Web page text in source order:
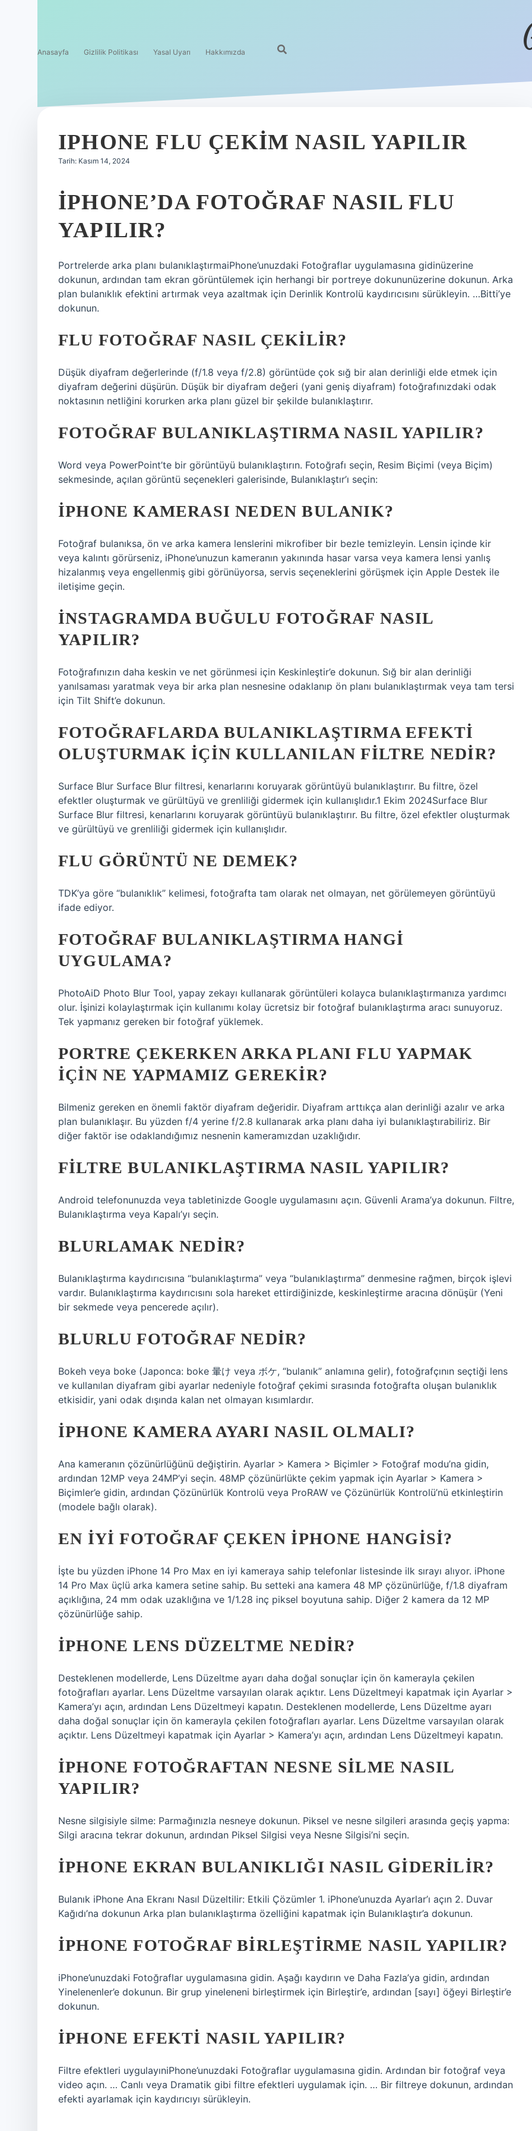
Anasayfa Gizlilik Politikası Yasal Uyarı Hakkımızda
IPHONE FLU ÇEKIM NASIL YAPILIR
Tarih: Kasım 14, 2024
IPHONE’DA FOTOĞRAF NASIL FLU
YAPILIR?
Portrelerde arka planı bulanıklaştırmaiPhone’unuzdaki Fotoğraflar uygulamasına gidinüzerine
dokunun, ardından tam ekran görüntülemek için herhangi bir portreye dokununüzerine dokunun. Arka
plan bulanıklık efektini artırmak veya azaltmak için Derinlik Kontrolü kaydırıcısını sürükleyin. …Bitti’ye
dokunun.
FLU FOTOĞRAF NASIL ÇEKILIR?
Düşük diyafram değerlerinde (f/1.8 veya f/2.8) görüntüde çok sığ bir alan derinliği elde etmek için
diyafram değerini düşürün. Düşük bir diyafram değeri (yani geniş diyafram) fotoğrafınızdaki odak
noktasının netliğini korurken arka planı güzel bir şekilde bulanıklaştırır.
FOTOĞRAF BULANIKLAŞTIRMA NASIL YAPILIR?
Word veya PowerPoint’te bir görüntüyü bulanıklaştırın. Fotoğrafı seçin, Resim Biçimi (veya Biçim)
sekmesinde, açılan görüntü seçenekleri galerisinde, Bulanıklaştır’ı seçin:
IPHONE KAMERASI NEDEN BULANIK?
Fotoğraf bulanıksa, ön ve arka kamera lenslerini mikrofiber bir bezle temizleyin. Lensin içinde kir
veya kalıntı görürseniz, iPhone’unuzun kameranın yakınında hasar varsa veya kamera lensi yanlış
hizalanmış veya engellenmiş gibi görünüyorsa, servis seçeneklerini görüşmek için Apple Destek ile
iletişime geçin.
İNSTAGRAMDA BUĞULU FOTOĞRAF NASIL
YAPILIR?
Fotoğrafınızın daha keskin ve net görünmesi için Keskinleştir’e dokunun. Sığ bir alan derinliği
yanılsaması yaratmak veya bir arka plan nesnesine odaklanıp ön planı bulanıklaştırmak veya tam tersi
için Tilt Shift’e dokunun.
FOTOĞRAFLARDA BULANIKLAŞTIRMA EFEKTI
OLUŞTURMAK IÇIN KULLANILAN FILTRE NEDIR?
Surface Blur Surface Blur filtresi, kenarlarını koruyarak görüntüyü bulanıklaştırır. Bu filtre, özel
efektler oluşturmak ve gürültüyü ve grenliliği gidermek için kullanışlıdır.1 Ekim 2024Surface Blur
Surface Blur filtresi, kenarlarını koruyarak görüntüyü bulanıklaştırır. Bu filtre, özel efektler oluşturmak
ve gürültüyü ve grenliliği gidermek için kullanışlıdır.
FLU GÖRÜNTÜ NE DEMEK?
TDK’ya göre “bulanıklık” kelimesi, fotoğrafta tam olarak net olmayan, net görülemeyen görüntüyü
ifade ediyor.
FOTOĞRAF BULANIKLAŞTIRMA HANGI
UYGULAMA?
PhotoAiD Photo Blur Tool, yapay zekayı kullanarak görüntüleri kolayca bulanıklaştırmanıza yardımcı
olur. İşinizi kolaylaştırmak için kullanımı kolay ücretsiz bir fotoğraf bulanıklaştırma aracı sunuyoruz.
Tek yapmanız gereken bir fotoğraf yüklemek.
PORTRE ÇEKERKEN ARKA PLANI FLU YAPMAK
IÇIN NE YAPMAMIZ GEREKIR?
Bilmeniz gereken en önemli faktör diyafram değeridir. Diyafram arttıkça alan derinliği azalır ve arka
plan bulanıklaşır. Bu yüzden f/4 yerine f/2.8 kullanarak arka planı daha iyi bulanıklaştırabiliriz. Bir
diğer faktör ise odaklandığımız nesnenin kameramızdan uzaklığıdır.
FILTRE BULANIKLAŞTIRMA NASIL YAPILIR?
Android telefonunuzda veya tabletinizde Google uygulamasını açın. Güvenli Arama’ya dokunun. Filtre,
Bulanıklaştırma veya Kapalı’yı seçin.
BLURLAMAK NEDIR?
Bulanıklaştırma kaydırıcısına “bulanıklaştırma” veya “bulanıklaştırma” denmesine rağmen, birçok işlevi
vardır. Bulanıklaştırma kaydırıcısını sola hareket ettirdiğinizde, keskinleştirme aracına dönüşür (Yeni
bir sekmede veya pencerede açılır).
BLURLU FOTOĞRAF NEDIR?
Bokeh veya boke (Japonca: boke 暈け veya ボケ, “bulanık” anlamına gelir), fotoğrafçının seçtiği lens
ve kullanılan diyafram gibi ayarlar nedeniyle fotoğraf çekimi sırasında fotoğrafta oluşan bulanıklık
etkisidir, yani odak dışında kalan net olmayan kısımlardır.
IPHONE KAMERA AYARI NASIL OLMALI?
Ana kameranın çözünürlüğünü değiştirin. Ayarlar > Kamera > Biçimler > Fotoğraf modu’na gidin,
ardından 12MP veya 24MP’yi seçin. 48MP çözünürlükte çekim yapmak için Ayarlar > Kamera >
Biçimler’e gidin, ardından Çözünürlük Kontrolü veya ProRAW ve Çözünürlük Kontrolü’nü etkinleştirin
(modele bağlı olarak).
EN IYI FOTOĞRAF ÇEKEN IPHONE HANGISI?
İşte bu yüzden iPhone 14 Pro Max en iyi kameraya sahip telefonlar listesinde ilk sırayı alıyor. iPhone
14 Pro Max üçlü arka kamera setine sahip. Bu setteki ana kamera 48 MP çözünürlüğe, f/1.8 diyafram
açıklığına, 24 mm odak uzaklığına ve 1/1.28 inç piksel boyutuna sahip. Diğer 2 kamera da 12 MP
çözünürlüğe sahip.
IPHONE LENS DÜZELTME NEDIR?
Desteklenen modellerde, Lens Düzeltme ayarı daha doğal sonuçlar için ön kamerayla çekilen
fotoğrafları ayarlar. Lens Düzeltme varsayılan olarak açıktır. Lens Düzeltmeyi kapatmak için Ayarlar >
Kamera’yı açın, ardından Lens Düzeltmeyi kapatın. Desteklenen modellerde, Lens Düzeltme ayarı
daha doğal sonuçlar için ön kamerayla çekilen fotoğrafları ayarlar. Lens Düzeltme varsayılan olarak
açıktır. Lens Düzeltmeyi kapatmak için Ayarlar > Kamera’yı açın, ardından Lens Düzeltmeyi kapatın.
IPHONE FOTOĞRAFTAN NESNE SILME NASIL
YAPILIR?
Nesne silgisiyle silme: Parmağınızla nesneye dokunun. Piksel ve nesne silgileri arasında geçiş yapma:
Silgi aracına tekrar dokunun, ardından Piksel Silgisi veya Nesne Silgisi’ni seçin.
IPHONE EKRAN BULANIKLIĞI NASIL GIDERILIR?
Bulanık iPhone Ana Ekranı Nasıl Düzeltilir: Etkili Çözümler 1. iPhone’unuzda Ayarlar’ı açın 2. Duvar
Kağıdı’na dokunun Arka plan bulanıklaştırma özelliğini kapatmak için Bulanıklaştır’a dokunun.
IPHONE FOTOĞRAF BIRLEŞTIRME NASIL YAPILIR?
iPhone’unuzdaki Fotoğraflar uygulamasına gidin. Aşağı kaydırın ve Daha Fazla’ya gidin, ardından
Yinelenenler’e dokunun. Bir grup yineleneni birleştirmek için Birleştir’e, ardından [sayı] öğeyi Birleştir’e
dokunun.
IPHONE EFEKTI NASIL YAPILIR?
Filtre efektleri uygulayıniPhone’unuzdaki Fotoğraflar uygulamasına gidin. Ardından bir fotoğraf veya
video açın. … Canlı veya Dramatik gibi filtre efektleri uygulamak için. … Bir filtreye dokunun, ardından
efekti ayarlamak için kaydırıcıyı sürükleyin.